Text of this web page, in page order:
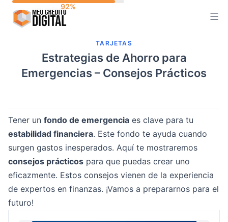
TARJETAS
Estrategias de Ahorro para
Emergencias – Consejos Prácticos
Tener un fondo de emergencia es clave para tu
estabilidad financiera. Este fondo te ayuda cuando
surgen gastos inesperados. Aquí te mostraremos
consejos prácticos para que puedas crear uno
eficazmente. Estos consejos vienen de la experiencia
de expertos en finanzas. ¡Vamos a prepararnos para el
futuro!